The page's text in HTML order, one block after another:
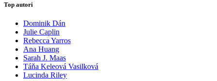
Top autori
Dominik Dán
Julie Caplin
Rebecca Yarros
Ana Huang
Sarah J. Maas
Táňa Keleová Vasilková
Lucinda Riley